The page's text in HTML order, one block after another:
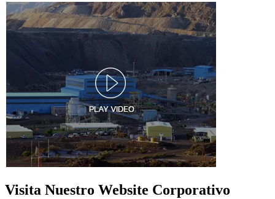
Visita Nuestro Website Corporativo